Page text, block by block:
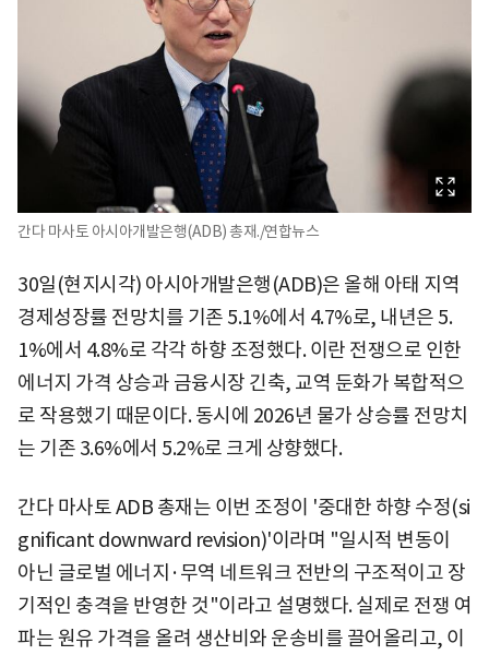
간다 마사토 아시아개발은행(ADB) 총재./연합뉴스
30일(현지시각) 아시아개발은행(ADB)은 올해 아태 지역
경제성장률 전망치를 기존 5.1%에서 4.7%로, 내년은 5.
1%에서 4.8%로 각각 하향 조정했다. 이란 전쟁으로 인한
에너지 가격 상승과 금융시장 긴축, 교역 둔화가 복합적으
로 작용했기 때문이다. 동시에 2026년 물가 상승률 전망치
는 기존 3.6%에서 5.2%로 크게 상향했다.
간다 마사토 ADB 총재는 이번 조정이 '중대한 하향 수정(si
gnificant downward revision)'이라며 "일시적 변동이
아닌 글로벌 에너지·무역 네트워크 전반의 구조적이고 장
기적인 충격을 반영한 것"이라고 설명했다. 실제로 전쟁 여
파는 원유 가격을 올려 생산비와 운송비를 끌어올리고, 이